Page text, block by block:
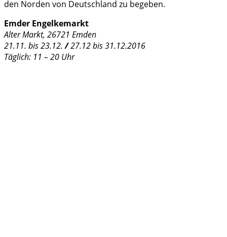
den Norden von Deutschland zu begeben.
Emder Engelkemarkt
Alter Markt, 26721 Emden
21.11. bis 23.12./27.12 bis 31.12.2016
Täglich: 11 – 20 Uhr